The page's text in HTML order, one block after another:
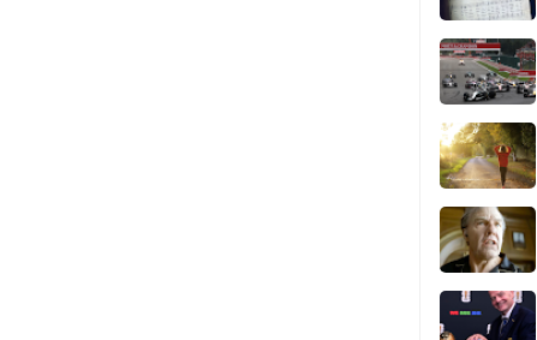
May 2025
Nis 2025
Mar 2025
Şub 2025
Oca 2025
Ara 2024
Kas 2024
Eki 2024